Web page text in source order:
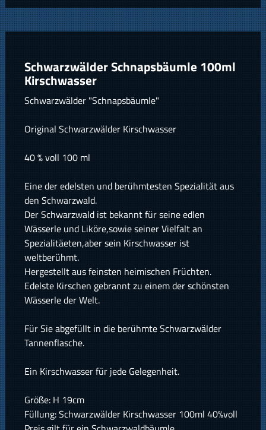
Schwarzwälder Schnapsbäumle 100ml
Kirschwasser
Schwarzwälder "Schnapsbäumle"
Original Schwarzwälder Kirschwasser
40 % voll 100 ml
Eine der edelsten und berühmtesten Spezialität aus
den Schwarzwald.
Der Schwarzwald ist bekannt für seine edlen
Wässerle und Liköre,sowie seiner Vielfalt an
Spezialitäeten,aber sein Kirschwasser ist
weltberühmt.
Hergestellt aus feinsten heimischen Früchten.
Edelste Kirschen gebrannt zu einem der schönsten
Wässerle der Welt.
Für Sie abgefüllt in die berühmte Schwarzwälder
Tannenflasche.
Ein Kirschwasser für jede Gelegenheit.
Größe: H 19cm
Füllung: Schwarzwälder Kirschwasser 100ml 40%voll